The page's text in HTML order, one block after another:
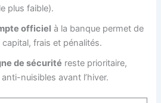
plus faible).
officiel à la banque permet de
frais et pénalités.
de sécurité reste prioritaire,
nuisibles avant l’hiver.